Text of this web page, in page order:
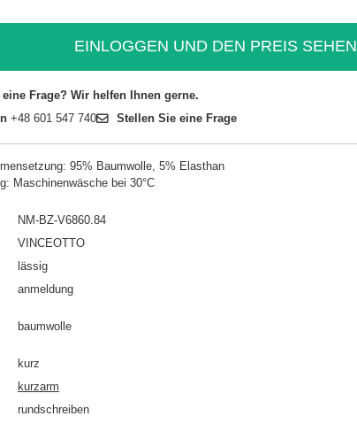
EINLOGGEN UND DEN PREIS SEHEN
eine Frage? Wir helfen Ihnen gerne.
+48 601 547 740 Stellen Sie eine Frage
95% Baumwolle, 5% Elasthan
Maschinenwäsche bei 30°C
NM-BZ-V6860.84
VINCEOTTO
lässig
anmeldung
baumwolle
kurz
kurzarm
rundschreiben